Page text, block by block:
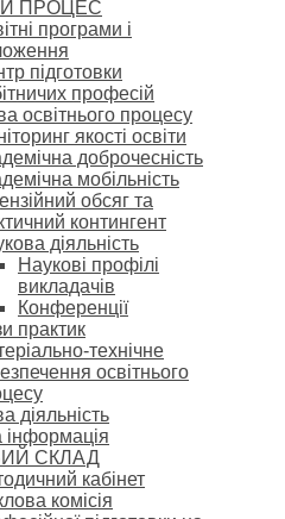
ПРОЦЕС
програми і
підготовки
професій
освітнього процесу
якості освіти
доброчесність
мобільність
обсяг та
контингент
діяльність
Наукові профілі
викладачів
Конференції
практик
технічне
освітнього
діяльність
інформація
СКЛАД
кабінет
комісія